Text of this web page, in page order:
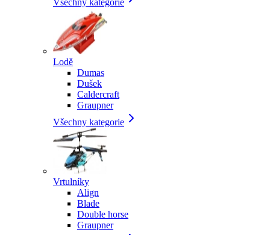
Všechny kategorie
Lodě
Dumas
Dušek
Caldercraft
Graupner
Všechny kategorie
Vrtulníky
Align
Blade
Double horse
Graupner